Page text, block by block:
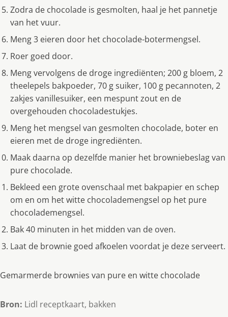
Zodra de chocolade is gesmolten, haal je het pannetje
van het vuur.
Meng 3 eieren door het chocolade-botermengsel.
Roer goed door.
Meng vervolgens de droge ingrediënten; 200 g bloem, 2
theelepels bakpoeder, 70 g suiker, 100 g pecannoten, 2
zakjes vanillesuiker, een mespunt zout en de
overgehouden chocoladestukjes.
Meng het mengsel van gesmolten chocolade, boter en
eieren met de droge ingrediënten.
Maak daarna op dezelfde manier het browniebeslag van
pure chocolade.
Bekleed een grote ovenschaal met bakpapier en schep
om en om het witte chocolademengsel op het pure
chocolademengsel.
Bak 40 minuten in het midden van de oven.
Laat de brownie goed afkoelen voordat je deze serveert.
Gemarmerde brownies van pure en witte chocolade
Bron: Lidl receptkaart, bakken